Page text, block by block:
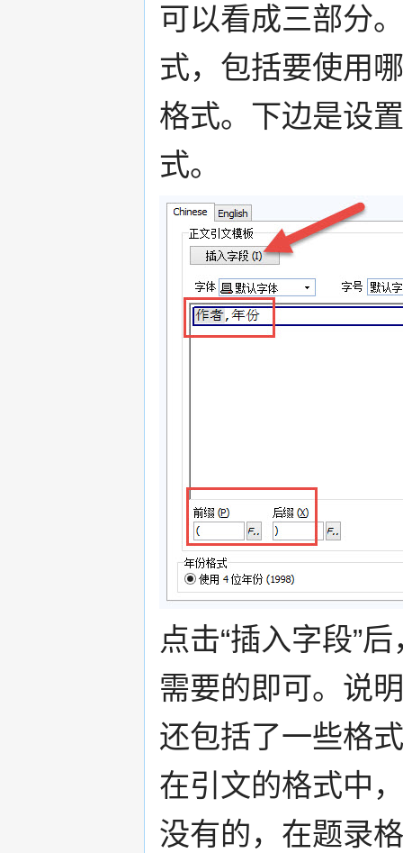
可以看成三部分
式，包括要使用
格式。下边是设
式。
点击“插入字段”
需要的即可。说
还包括了一些格
在引文的格式中
没有的，在题录